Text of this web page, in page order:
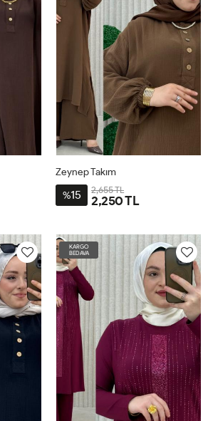
BDN-
Zeynep Takım
%15 2,655 TL
2,250 TL
KARGO
BEDAVA